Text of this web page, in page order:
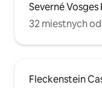
Severné
32 miestnych
Fleckenstein